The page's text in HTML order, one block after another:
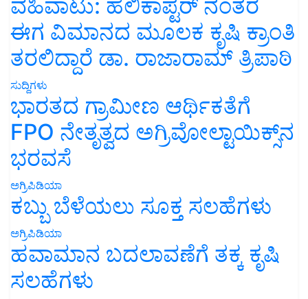
ವಹಿವಾಟು: ಹೆಲಿಕಾಪ್ಟರ್ ನಂತರ
ಈಗ ವಿಮಾನದ ಮೂಲಕ ಕೃಷಿ ಕ್ರಾಂತಿ
ತರಲಿದ್ದಾರೆ ಡಾ. ರಾಜಾರಾಮ್ ತ್ರಿಪಾಠಿ
ಸುದ್ದಿಗಳು
ಭಾರತದ ಗ್ರಾಮೀಣ ಆರ್ಥಿಕತೆಗೆ
FPO ನೇತೃತ್ವದ ಅಗ್ರಿವೋಲ್ಟಾಯಿಕ್ಸ್‌ನ
ಭರವಸೆ
ಅಗ್ರಿಪಿಡಿಯಾ
ಕಬ್ಬು ಬೆಳೆಯಲು ಸೂಕ್ತ ಸಲಹೆಗಳು
ಅಗ್ರಿಪಿಡಿಯಾ
ಹವಾಮಾನ ಬದಲಾವಣೆಗೆ ತಕ್ಕ ಕೃಷಿ
ಸಲಹೆಗಳು